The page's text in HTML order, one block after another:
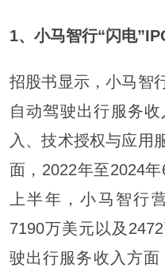
1、 小马智行“闪电
招股书显示，小马智
自动驾驶出行服务
入、技术授权与应用
面，2022年至2024
上半年，小马智行
7190万美元以及
驶出行服务收入方